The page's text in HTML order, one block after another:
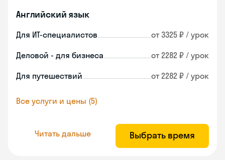
Английский язык
Для ИТ-специалистов от 3325 ₽ / урок
Деловой - для бизнеса от 2282 ₽ / урок
Для путешествий от 2282 ₽ / урок
Все услуги и цены (5)
Читать дальше Выбрать время